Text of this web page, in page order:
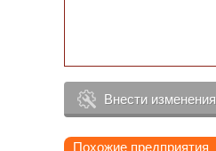
Внести изменения
Похожие предприятия